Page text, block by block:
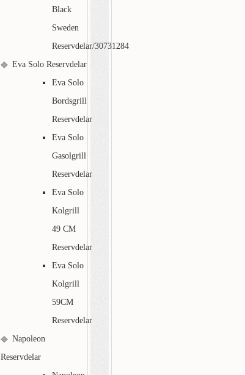
Black
Sweden
Reservdelar/30731284
Eva Solo Reservdelar
Eva Solo
Bordsgrill
Reservdelar
Eva Solo
Gasolgrill
Reservdelar
Eva Solo
Kolgrill
49 CM
Reservdelar
Eva Solo
Kolgrill
59CM
Reservdelar
Napoleon
Reservdelar